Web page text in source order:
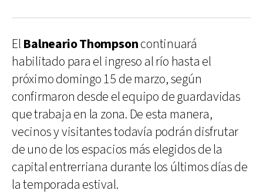
El Balneario Thompsoncontinuará
habilitado para el ingreso al río hasta el
próximo domingo 15 de marzo, según
confirmaron desde el equipo de guardavidas
que trabaja en la zona. De esta manera,
vecinos y visitantes todavía podrán disfrutar
de uno de los espacios más elegidos de la
capital entrerriana durante los últimos días de
la temporada estival.